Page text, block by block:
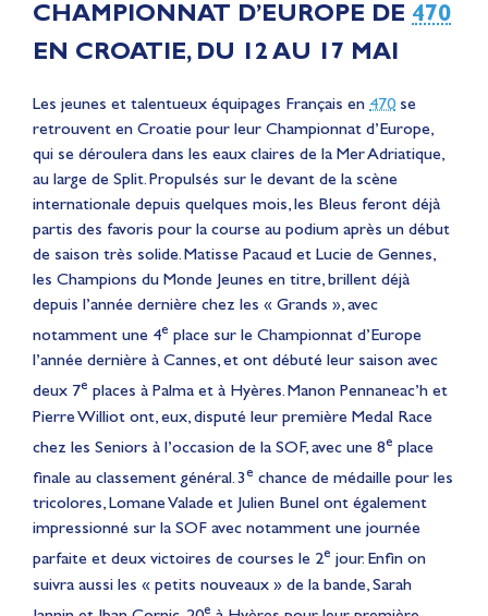
CHAMPIONNAT D’EUROPE DE 470
EN CROATIE, DU 12 AU 17 MAI
Les jeunes et talentueux équipages Français en 470 se
retrouvent en Croatie pour leur Championnat d’Europe,
qui se déroulera dans les eaux claires de la Mer Adriatique,
au large de Split. Propulsés sur le devant de la scène
internationale depuis quelques mois, les Bleus feront déjà
partis des favoris pour la course au podium après un début
de saison très solide. Matisse Pacaud et Lucie de Gennes,
les Champions du Monde Jeunes en titre, brillent déjà
depuis l’année dernière chez les « Grands », avec
notamment une 4e place sur le Championnat d’Europe
l’année dernière à Cannes, et ont débuté leur saison avec
deux 7e places à Palma et à Hyères. Manon Pennaneac’h et
Pierre Williot ont, eux, disputé leur première Medal Race
chez les Seniors à l’occasion de la SOF, avec une 8e place
finale au classement général. 3e chance de médaille pour les
tricolores, Lomane Valade et Julien Bunel ont également
impressionné sur la SOF avec notamment une journée
parfaite et deux victoires de courses le 2e jour. Enfin on
suivra aussi les « petits nouveaux » de la bande, Sarah
e